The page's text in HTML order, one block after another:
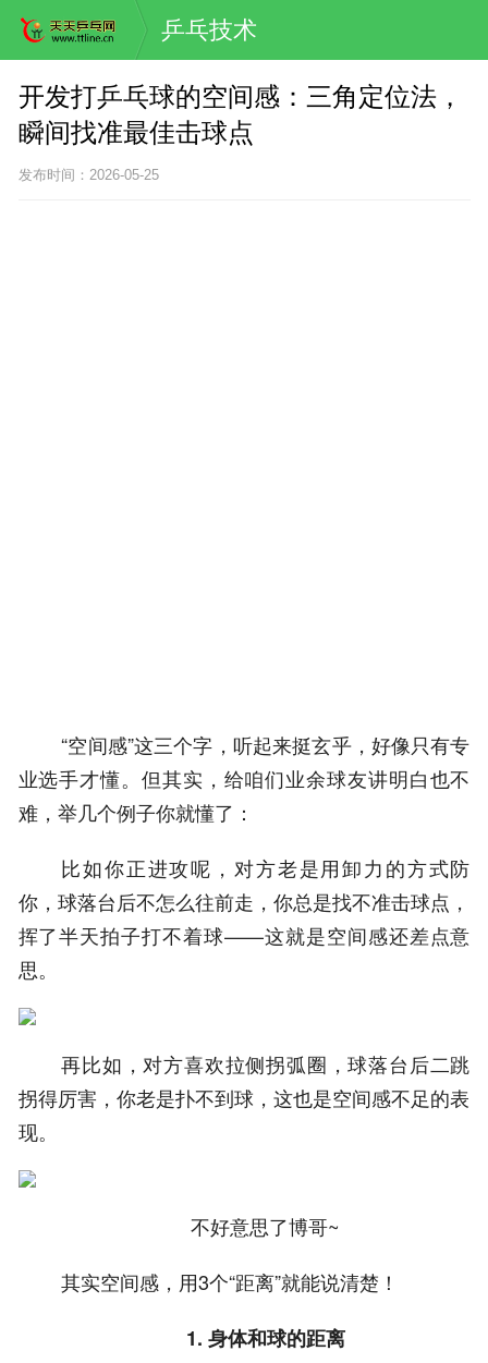
乒乓技术
开发打乒乓球的空间感：三角定位法，
瞬间找准最佳击球点
发布时间：2026-05-25
“空间感”这三个字，听起来挺玄乎，好像只有专
业选手才懂。但其实，给咱们业余球友讲明白也不
难，举几个例子你就懂了：
比如你正进攻呢，对方老是用卸力的方式防
你，球落台后不怎么往前走，你总是找不准击球点，
挥了半天拍子打不着球——这就是空间感还差点意
思。
再比如，对方喜欢拉侧拐弧圈，球落台后二跳
拐得厉害，你老是扑不到球，这也是空间感不足的表
现。
不好意思了博哥~
其实空间感，用3个“距离”就能说清楚！
1. 身体和球的距离